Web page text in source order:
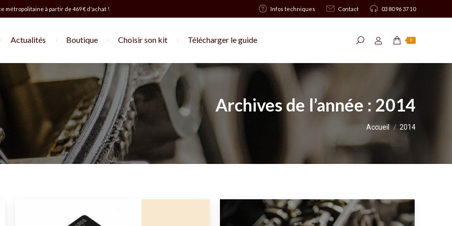
métropolitaine à partir de 469 € d'achat ! Infos techniques Contact 03 80 96 37 10
Actualités Boutique Choisir son kit Télécharger le guide
Recherche
0
Archives de l’année : 2014
Vous êtes ici :
Accueil 2014